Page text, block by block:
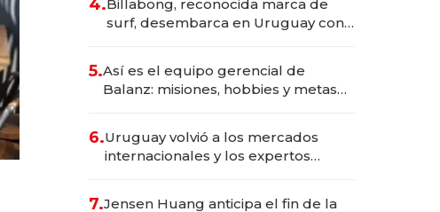
consumidor
4.Billabong, reconocida marca de
surf, desembarca en Uruguay con
5.Así es el equipo gerencial de
Balanz: misiones, hobbies y metas
6.Uruguay volvió a los mercados
internacionales y los expertos
7.Jensen Huang anticipa el fin de la